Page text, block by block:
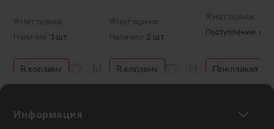
Нет оценок
Наличие: 1 шт.
В корзину
Нет оценок
Наличие: 2 шт.
В корзину
Нет оценок
Поступление:
Предзаказ
Информация